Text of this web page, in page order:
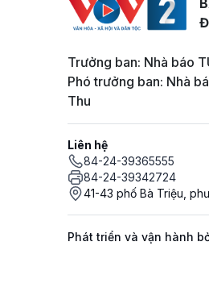
Trưởng ban: Nhà báo
Phó trưởng ban: Nhà
Thu
Liên hệ
84-24-39365555
84-24-39342724
41-43 phố Bà Triệu,
Phát triển và vận hành